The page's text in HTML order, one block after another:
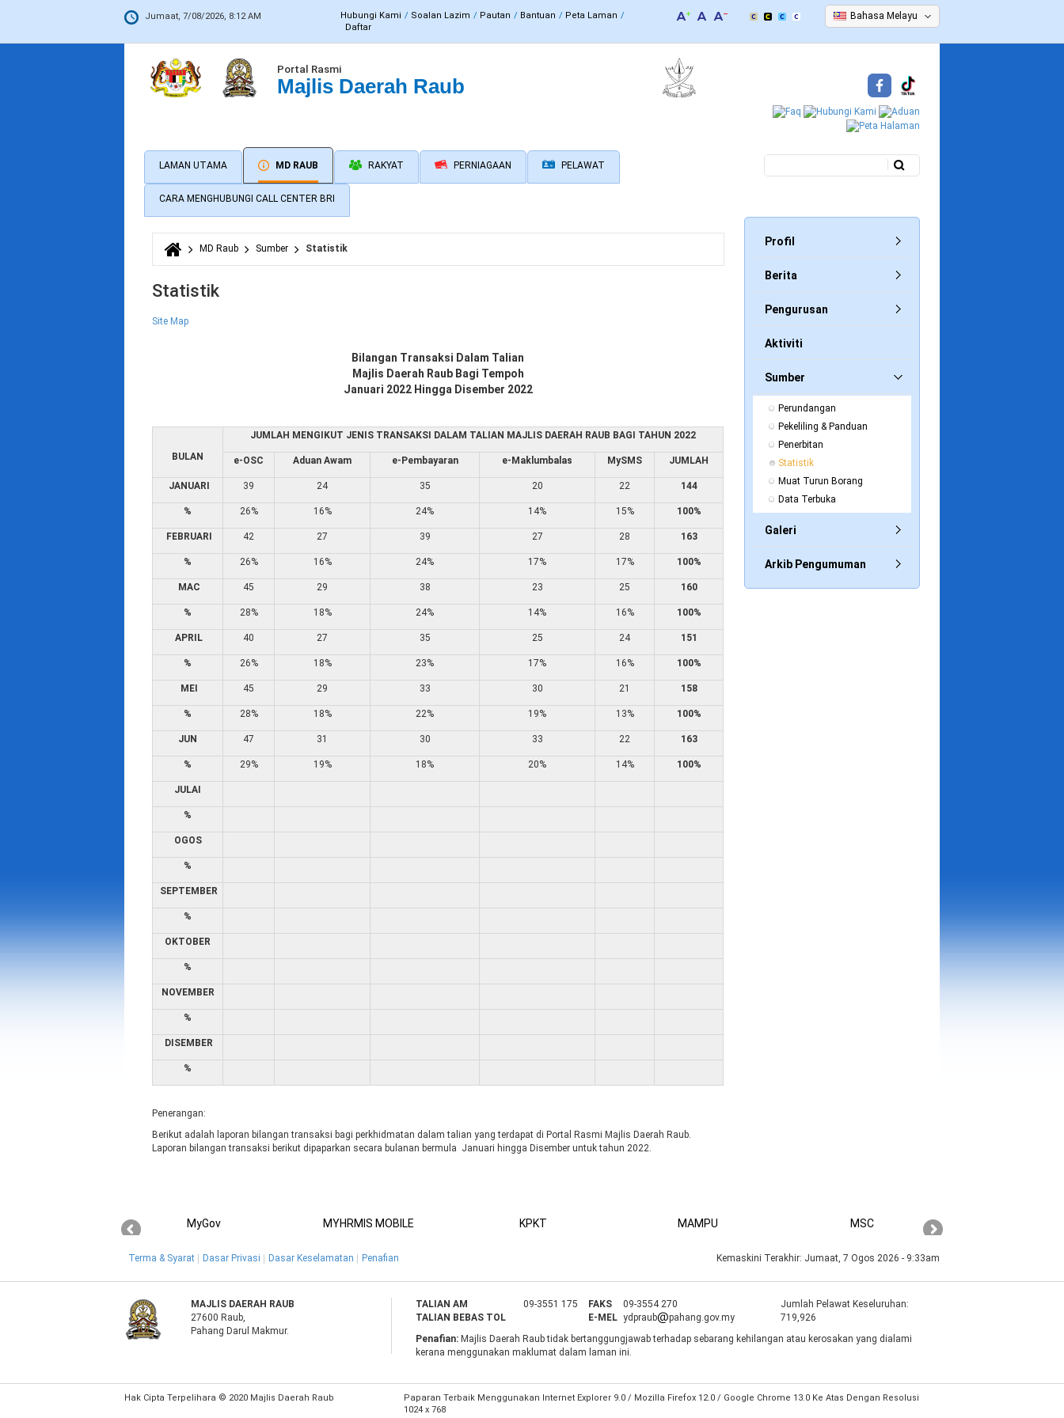
Jumaat, 7/08/2026, 8:12 AM Hubungi Kami Soalan Lazim Pautan Bantuan
Peta Laman
Daftar
Bahasa Melayu
Portal Rasmi
Majlis Daerah Raub
LAMAN UTAMA MD RAUB RAKYAT PERNIAGAAN PELAWAT
CARA MENGHUBUNGI CALL CENTER BRI
Borang carian
Anda di sini
MD Raub Sumber Statistik
Statistik
Site Map
Bilangan Transaksi Dalam Talian
Majlis Daerah Raub Bagi Tempoh
Januari 2022 Hingga Disember 2022
BULAN
JUMLAH MENGIKUT JENIS TRANSAKSI DALAM TALIAN MAJLIS DAERAH RAUB BAGI TAHUN 2022
e-OSC Aduan Awam e-Pembayaran e-Maklumbalas MySMS JUMLAH
JANUARI 39 24 35 20 22 144
% 26% 16% 24% 14% 15% 100%
FEBRUARI 42 27 39 27 28 163
% 26% 16% 24% 17% 17% 100%
MAC 45 29 38 23 25 160
% 28% 18% 24% 14% 16% 100%
APRIL 40 27 35 25 24 151
% 26% 18% 23% 17% 16% 100%
MEI 45 29 33 30 21 158
% 28% 18% 22% 19% 13% 100%
JUN 47 31 30 33 22 163
% 29% 19% 18% 20% 14% 100%
JULAI
%
OGOS
%
SEPTEMBER
%
OKTOBER
%
NOVEMBER
%
DISEMBER
%
Penerangan:
Berikut adalah laporan bilangan transaksi bagi perkhidmatan dalam talian yang terdapat di Portal Rasmi Majlis Daerah Raub.
Laporan bilangan transaksi berikut dipaparkan secara bulanan bermula Januari hingga Disember untuk tahun 2022.
Profil
Berita
Pengurusan
Aktiviti
Sumber
Perundangan
Pekeliling & Panduan
Penerbitan
Statistik
Muat Turun Borang
Data Terbuka
Galeri
Arkib Pengumuman
MyGov MYHRMIS MOBILE KPKT MAMPU MSC
Terma & Syarat Dasar Privasi Dasar Keselamatan Penafian Kemaskini Terakhir: Jumaat, 7 Ogos 2026 - 9:33am
MAJLIS DAERAH RAUB
27600 Raub,
Pahang Darul Makmur.
TALIAN AM 09-3551 175 FAKS
09-3554 270
TALIAN BEBAS TOL
E-MEL ydpraub pahang.gov.my
Jumlah Pelawat Keseluruhan:
719,926
Penafian: Majlis Daerah Raub tidak bertanggungjawab terhadap sebarang kehilangan atau kerosakan yang dialami
kerana menggunakan maklumat dalam laman ini.
Hak Cipta Terpelihara © 2020 Majlis Daerah Raub
Paparan Terbaik Menggunakan Internet Explorer 9.0 / Mozilla Firefox 12.0 / Google Chrome 13.0 Ke Atas Dengan Resolusi
1024 x 768